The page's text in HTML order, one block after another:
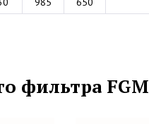
фильтра FGM